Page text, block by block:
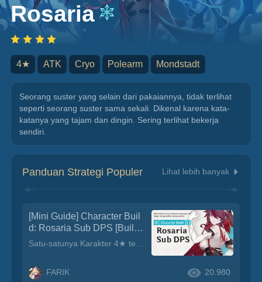
Rosaria
4★ ATK Cryo Polearm Mondstadt
Seorang suster yang selain dari pakaiannya, tidak terlihat
seperti seorang suster sama sekali. Dikenal karena kata-
katanya yang tajam dan dingin. Sering terlihat bekerja
sendiri.
Panduan Strategi Populer Lihat lebih banyak
[Mini Guide] Character Buil
d: Rosaria Sub DPS [Build
Karakter Rosaria - Panduan
Rosaria Versi 3.3]
FARIK 20.980